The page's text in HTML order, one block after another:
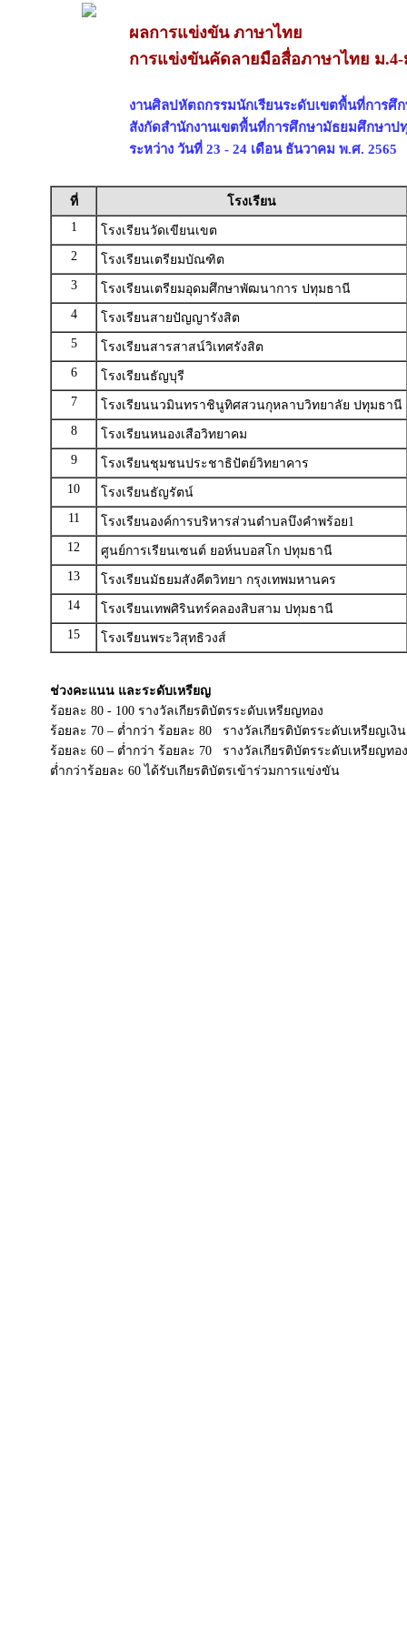
ผลการแข่งขัน ภาษาไทย
การแข่งขันคัดลายมือสื่อภาษาไทย ม.4-
งานศิลปหัตถกรรมนักเรียนระดับเขตพื้นที่การศึ
สังกัดสำนักงานเขตพื้นที่การศึกษามัธยมศึกษาป
ระหว่าง วันที่ 23 - 24 เดือน ธันวาคม พ.ศ. 2565
ที่
โรงเรียน
1
โรงเรียนวัดเขียนเขต
2
โรงเรียนเตรียมบัณฑิต
3
โรงเรียนเตรียมอุดมศึกษาพัฒนาการ ปทุมธานี
4
โรงเรียนสายปัญญารังสิต
5
โรงเรียนสารสาสน์วิเทศรังสิต
6
โรงเรียนธัญบุรี
7
โรงเรียนนวมินทราชินูทิศสวนกุหลาบวิทยาลัย ปทุมธานี
8
โรงเรียนหนองเสือวิทยาคม
9
โรงเรียนชุมชนประชาธิปัตย์วิทยาคาร
10
โรงเรียนธัญรัตน์
11
โรงเรียนองค์การบริหารส่วนตำบลบึงคำพร้อย1
12
ศูนย์การเรียนเซนต์ ยอห์นบอสโก ปทุมธานี
13
โรงเรียนมัธยมสังคีตวิทยา กรุงเทพมหานคร
14
โรงเรียนเทพศิรินทร์คลองสิบสาม ปทุมธานี
15
โรงเรียนพระวิสุทธิวงส์
ช่วงคะแนน และระดับเหรียญ
ร้อยละ 80 - 100 รางวัลเกียรติบัตรระดับเหรียญทอง
ร้อยละ 70 – ต่ำกว่า ร้อยละ 80 รางวัลเกียรติบัตรระดับเหรียญเงิน
ร้อยละ 60 – ต่ำกว่า ร้อยละ 70 รางวัลเกียรติบัตรระดับเหรียญทอ
ต่ำกว่าร้อยละ 60 ได้รับเกียรติบัตรเข้าร่วมการแข่งขัน